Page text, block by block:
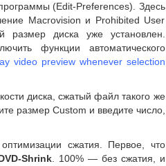
(Edit-Preferences). Здесь
Macrovision и Prohibited User
размер диска уже установлен.
функции автоматического
video preview whenever selection
диска, сжатый файл такого же
размер Custom и введите число,
сжатия. Первое, что
Shrink. 100% — без сжатия, и